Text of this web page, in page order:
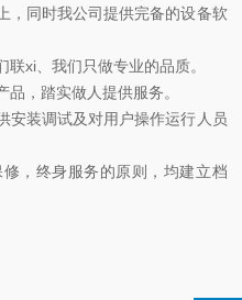
，同时我公司提供完备的设备软
xi、我们只做专业的品质。
，踏实做人提供服务。
装调试及对用户操作运行人员
，终身服务的原则，均建立档